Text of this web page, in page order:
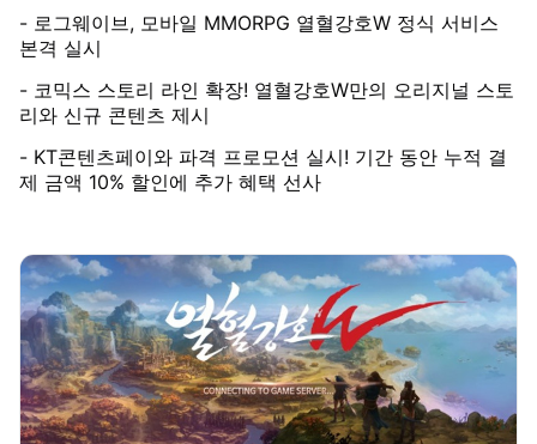
- 로그웨이브, 모바일 MMORPG 열혈강호W 정식 서비스
본격 실시
- 코믹스 스토리 라인 확장! 열혈강호W만의 오리지널 스토
리와 신규 콘텐츠 제시
- KT콘텐츠페이와 파격 프로모션 실시! 기간 동안 누적 결
제 금액 10% 할인에 추가 혜택 선사